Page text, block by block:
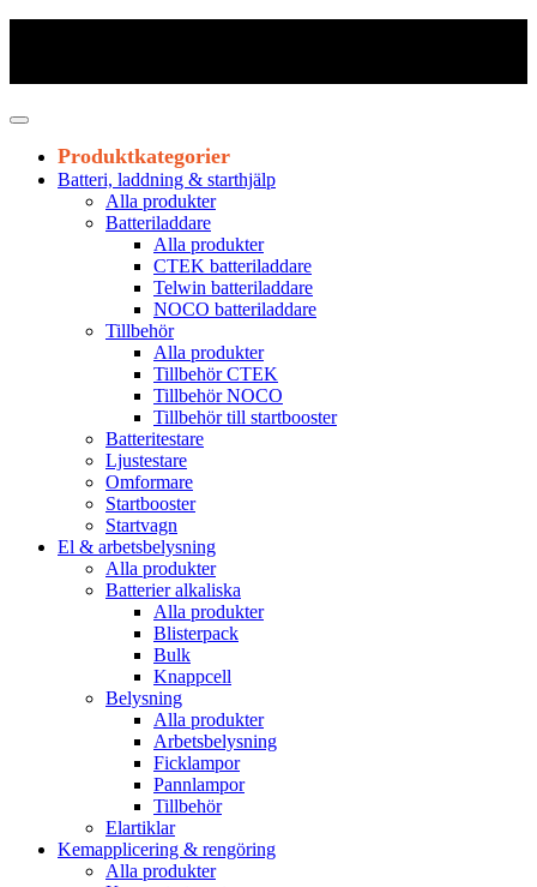
Produktkategorier
Batteri, laddning & starthjälp
Alla produkter
Batteriladdare
Alla produkter
CTEK batteriladdare
Telwin batteriladdare
NOCO batteriladdare
Tillbehör
Alla produkter
Tillbehör CTEK
Tillbehör NOCO
Tillbehör till startbooster
Batteritestare
Ljustestare
Omformare
Startbooster
Startvagn
El & arbetsbelysning
Alla produkter
Batterier alkaliska
Alla produkter
Blisterpack
Bulk
Knappcell
Belysning
Alla produkter
Arbetsbelysning
Ficklampor
Pannlampor
Tillbehör
Elartiklar
Kemapplicering & rengöring
Alla produkter